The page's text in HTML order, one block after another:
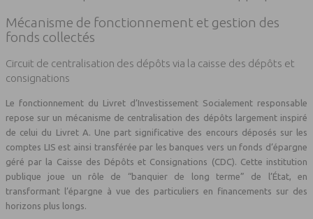
Mécanisme de fonctionnement et gestion des
fonds collectés
Circuit de centralisation des dépôts via la caisse des dépôts et
consignations
Le fonctionnement du Livret d’Investissement Socialement responsable
repose sur un mécanisme de centralisation des dépôts largement inspiré
de celui du Livret A. Une part significative des encours déposés sur les
comptes LIS est ainsi transférée par les banques vers un fonds d’épargne
géré par la Caisse des Dépôts et Consignations (CDC). Cette institution
publique joue un rôle de “banquier de long terme” de l’État, en
transformant l’épargne à vue des particuliers en financements sur des
horizons plus longs.